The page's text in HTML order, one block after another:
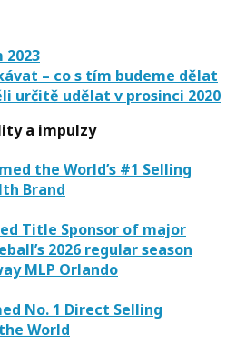
2023
– co s tím budeme dělat
určitě udělat v prosinci 2020
a impulzy
the World’s #1 Selling
Brand
Title Sponsor of major
2026 regular season
MLP Orlando
No. 1 Direct Selling
World